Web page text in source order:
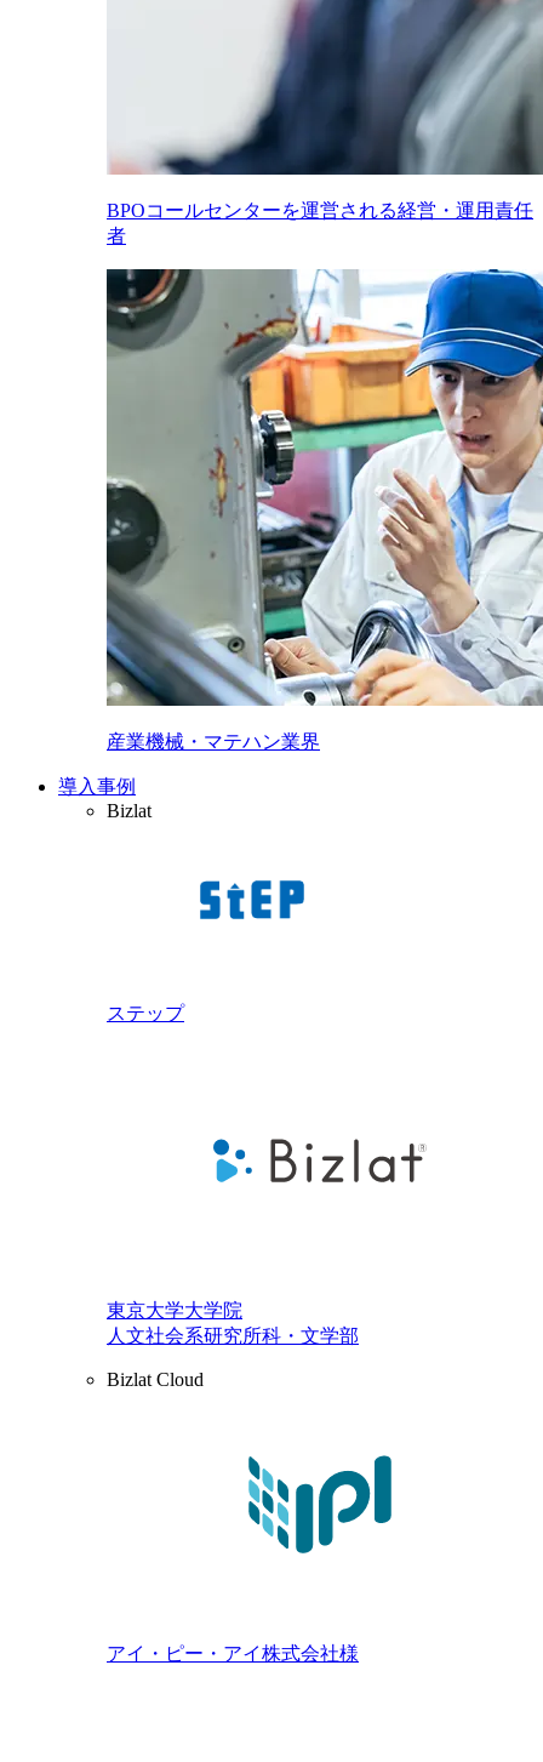
BPOコールセンターを運営される経営・運用責任
者
産業機械・マテハン業界
導入事例
Bizlat
ステップ
東京大学大学院
人文社会系研究所科・文学部
Bizlat Cloud
アイ・ピー・アイ株式会社様